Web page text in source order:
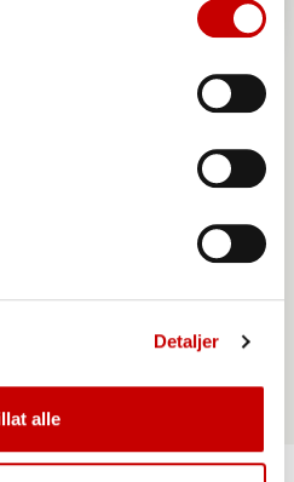
Detaljer
alle
Hvetemel siktet